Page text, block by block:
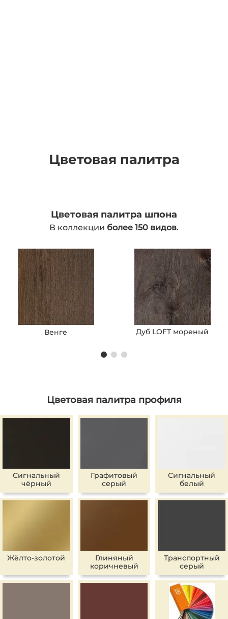
Цветовая палитра
Цветовая палитра шпона
В коллекции более 150 видов.
Венге Дуб LOFT мореный
Цветовая палитра профиля
Сигнальный
чёрный
Графитовый
серый
Сигнальный
белый
Жёлто-золотой
Глиняный
коричневый
Транспортный
серый